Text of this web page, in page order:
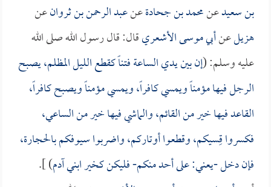
بن سعيدعنمحمد بن جحادةعنعبد الرحمن بن ثروانعن
هزيلعنأبي موسى الأشعريقال: قال رسول الله صلى الله
عليه وسلم: (إن بين يدي الساعة فتناً كقطع الليل المظلم، يصبح
الرجل فيها مؤمناً ويمسي كافراً، ويمسي مؤمناً ويصبح كافراً،
القاعد فيها خير من القائم، والماشي فيها خير من الساعي،
فكسروا قِسيكم، وقطعوا أوتاركم، واضربوا سيوفكم بالحجارة،
فإن دخل -يعني: على أحد منكم- فليكن كخير ابني آدم) ].